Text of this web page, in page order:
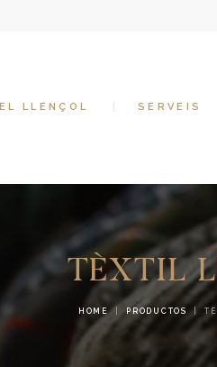
EL LLENÇOL SERVEIS
TÈXTIL
HOME PRODUCTOS
PRODUCTES